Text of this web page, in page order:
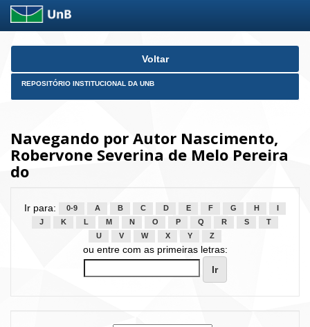
Skip
Voltar
REPOSITÓRIO INSTITUCIONAL DA UNB
Navegando por Autor Nascimento,
Robervone Severina de Melo Pereira
do
Ir para: 0-9 A B C D E F G H
J
K L M N O P Q R S
T
U
V W X Y Z
ou entre com as primeiras letras: